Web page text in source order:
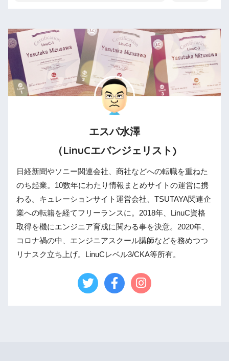
エスパ水澤
（LinuCエバンジェリスト)
日経新聞やソニー関連会社、商社などへの転職を重ねた
のち起業。10数年にわたり情報まとめサイトの運営に携
わる。キュレーションサイト運営会社、TSUTAYA関連企
業への転籍を経てフリーランスに。2018年、LinuC資格
取得を機にエンジニア育成に関わる事を決意。2020年、
コロナ禍の中、エンジニアスクール講師などを務めつつ
リナスク立ち上げ。LinuCレベル3/CKA等所有。